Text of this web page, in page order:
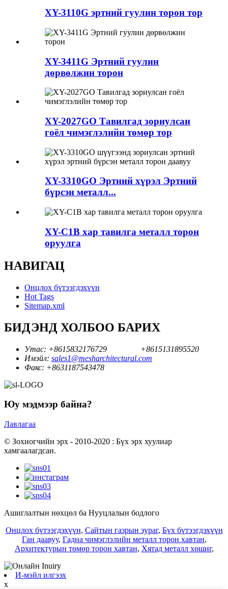
XY-3110G эртний гуулин торон тор
XY-3411G Эртний гуулин
дөрвөлжин торон
XY-2027GO Тавилгад зориулсан
гоёл чимэглэлийн төмөр тор
XY-3310GO Эртний хүрэл Эртний
бүрсэн металл...
XY-C1B хар тавилга металл торон
оруулга
НАВИГАЦ
Онцлох бүтээгдэхүүн
Hot Tags
Sitemap.xml
БИДЭНД ХОЛБОО БАРИХ
Утас: +8615832176729
+8615131895520
Имэйл: sales1@mesharchitectural.com
Факс: +8631187543478
Юу мэдмээр байна?
Лавлагаа
© Зохиогчийн эрх - 2010-2020 : Бүх эрх хуулиар
хамгаалагдсан.
Ашиглалтын нөхцөл ба Нууцлалын бодлого
Онцлох бүтээгдэхүүн, Сайтын газрын зураг, Бүх бүтээгдэхүүн
Ган даавуу, Гадна чимэглэлийн металл торон хавтан,
Архитектурын төмөр торон хавтан, Хятад металл хөшиг,
И-мэйл илгээх
x